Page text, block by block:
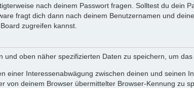
nach deinem Passwort fragen. Solltest du dein
fragt dich dann nach deinem Benutzernamen und
zugreifen kannst.
oben näher spezifizierten Daten zu speichern, um
einer Interessenabwägung zwischen deinen und seinen
von deinem Browser übermittelter Browser-Kennung zu